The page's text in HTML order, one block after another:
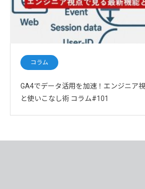
コラム
GA4でデータ活用を加速！エンジニア
と使いこなし術 コラム#101